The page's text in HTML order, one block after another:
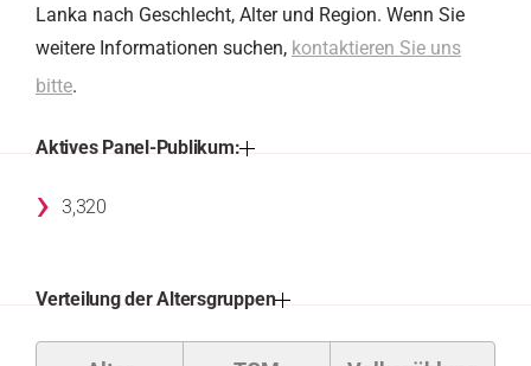
Lanka nach Geschlecht, Alter und Region. Wenn Sie
weitere Informationen suchen, kontaktieren Sie uns
bitte.
Aktives Panel-Publikum:
› 3,320
Verteilung der Altersgruppen